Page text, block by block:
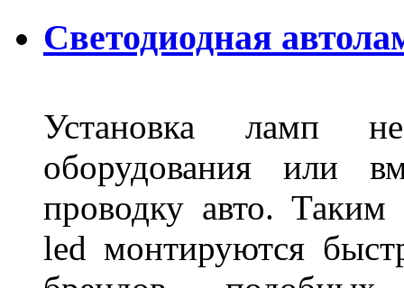
Светодиодная
Установка ламп не
оборудования или
проводку авто.
led монтируются